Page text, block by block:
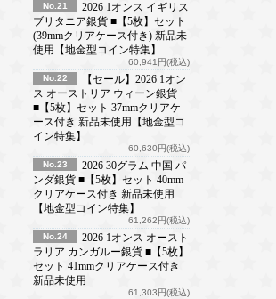
No.21
2026 1オンス イギリス
ブリタニア銀貨 ■【5枚】セット
(39mmクリアケース付き) 新品未
使用【地金型コイン特集】
60,941円(税込)
No.22
【セール】2026 1オン
ス オーストリア ウィーン銀貨
■【5枚】セット 37mmクリアケ
ース付き 新品未使用【地金型コ
イン特集】
60,630円(税込)
No.23
2026 30グラム 中国 パ
ンダ銀貨 ■【5枚】セット 40mm
クリアケース付き 新品未使用
【地金型コイン特集】
61,262円(税込)
No.24
2026 1オンス オースト
ラリア カンガルー銀貨 ■【5枚】
セット 41mmクリアケース付き
新品未使用
61,303円(税込)